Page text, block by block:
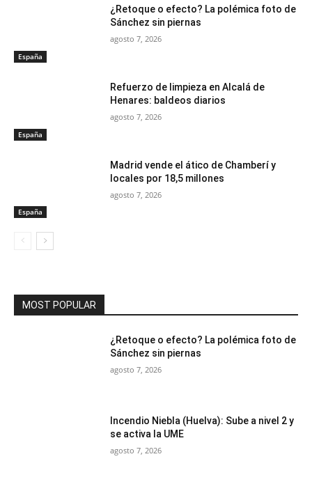
España
¿Retoque o efecto? La polémica foto de
Sánchez sin piernas
agosto 7, 2026
España
Refuerzo de limpieza en Alcalá de
Henares: baldeos diarios
agosto 7, 2026
España
Madrid vende el ático de Chamberí y
locales por 18,5 millones
agosto 7, 2026
MOST POPULAR
¿Retoque o efecto? La polémica foto de
Sánchez sin piernas
agosto 7, 2026
Incendio Niebla (Huelva): Sube a nivel 2 y
se activa la UME
agosto 7, 2026